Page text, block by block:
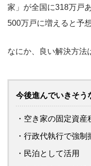
家」が全国に318万戸
500万戸に増えると予
なにか、良い解決方法
今後進んでいきそう
・空き家の固定資
・行政代執行で強制
・民泊として活用